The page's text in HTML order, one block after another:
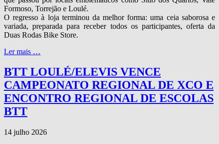
Formoso, Torrejão e Loulé.
O regresso à loja terminou da melhor forma: uma ceia saborosa e
variada, preparada para receber todos os participantes, oferta da
Duas Rodas Bike Store.
Ler mais …
BTT LOULÉ/ELEVIS VENCE
CAMPEONATO REGIONAL DE XCO E
ENCONTRO REGIONAL DE ESCOLAS
BTT
14 julho 2026